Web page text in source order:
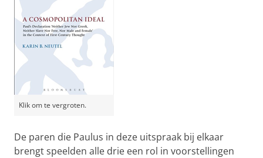
Klik om te vergroten.
De paren die Paulus in deze uitspraak bij elkaar
brengt speelden alle drie een rol in voorstellingen